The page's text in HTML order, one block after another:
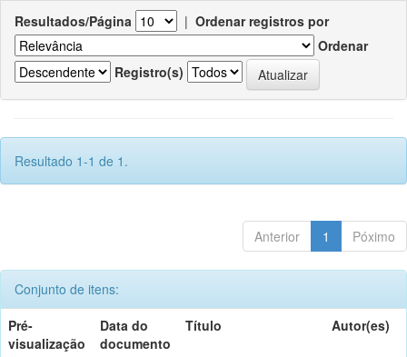
Resultados/Página | Ordenar registros por
Ordenar
Registro(s)
Resultado 1-1 de 1.
Anterior 1 Póximo
Conjunto de itens:
Pré-
visualização
Data do
documento
Título Autor(es)